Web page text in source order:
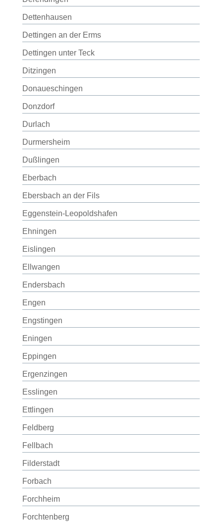
Dettenhausen
Dettingen an der Erms
Dettingen unter Teck
Ditzingen
Donaueschingen
Donzdorf
Durlach
Durmersheim
Dußlingen
Eberbach
Ebersbach an der Fils
Eggenstein-Leopoldshafen
Ehningen
Eislingen
Ellwangen
Endersbach
Engen
Engstingen
Eningen
Eppingen
Ergenzingen
Esslingen
Ettlingen
Feldberg
Fellbach
Filderstadt
Forbach
Forchheim
Forchtenberg